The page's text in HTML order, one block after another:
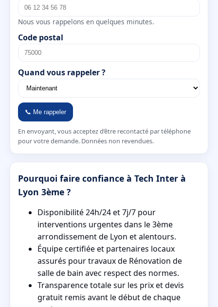
Nous vous rappelons en quelques minutes.
Code postal
Quand vous rappeler ?
📞 Me rappeler
En envoyant, vous acceptez d’être recontacté par téléphone
pour votre demande. Données non revendues.
Pourquoi faire confiance à Tech Inter à
Lyon 3ème ?
Disponibilité 24h/24 et 7j/7 pour
interventions urgentes dans le 3ème
arrondissement de Lyon et alentours.
Équipe certifiée et partenaires locaux
assurés pour travaux de Rénovation de
salle de bain avec respect des normes.
Transparence totale sur les prix et devis
gratuit remis avant le début de chaque